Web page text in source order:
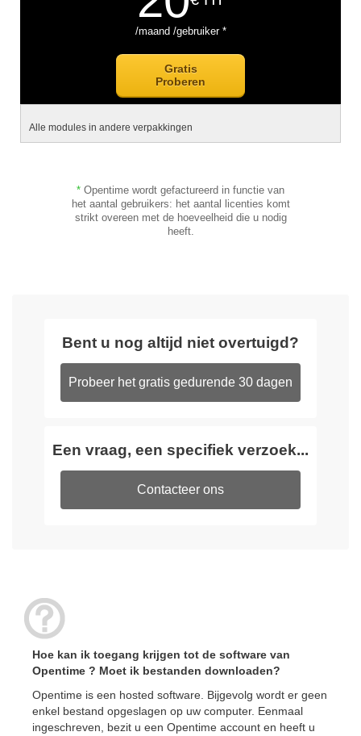
/maand /gebruiker *
Gratis
Proberen
Alle modules in andere verpakkingen
* Opentime wordt gefactureerd in functie van
het aantal gebruikers: het aantal licenties komt
strikt overeen met de hoeveelheid die u nodig
heeft.
Bent u nog altijd niet overtuigd?
Probeer het gratis gedurende 30 dagen
Een vraag, een specifiek verzoek...
Contacteer ons
Hoe kan ik toegang krijgen tot de software van
Opentime ? Moet ik bestanden downloaden?
Opentime is een hosted software. Bijgevolg wordt er geen
enkel bestand opgeslagen op uw computer. Eenmaal
ingeschreven, bezit u een Opentime account en heeft u